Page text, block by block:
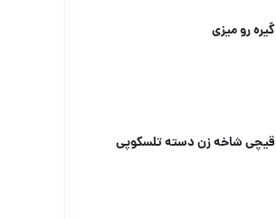
گيره رو ميزي
قیچی شاخه زن دسته تلسکوپی